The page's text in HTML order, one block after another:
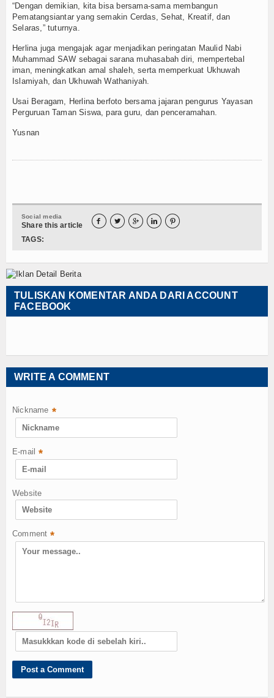
“Dengan demikian, kita bisa bersama-sama membangun
Pematangsiantar yang semakin Cerdas, Sehat, Kreatif, dan
Selaras,” tuturnya.
Herlina juga mengajak agar menjadikan peringatan Maulid Nabi
Muhammad SAW sebagai sarana muhasabah diri, mempertebal
iman, meningkatkan amal shaleh, serta memperkuat Ukhuwah
Islamiyah, dan Ukhuwah Wathaniyah.
Usai Beragam, Herlina berfoto bersama jajaran pengurus Yayasan
Perguruan Taman Siswa, para guru, dan penceramahan.
Yusnan
Social media
Share this article     
TAGS:
TULISKAN KOMENTAR ANDA DARI ACCOUNT
FACEBOOK
WRITE A COMMENT
Nickname *
E-mail *
Website
Comment *